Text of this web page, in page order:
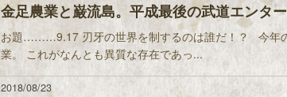
金足農業と巌流島。平成最後の武道エンタ
お題………9.17 刃牙の世界を制するのは誰だ！？ 今年
業。 これがなんとも異質な存在であっ...
2018/08/23